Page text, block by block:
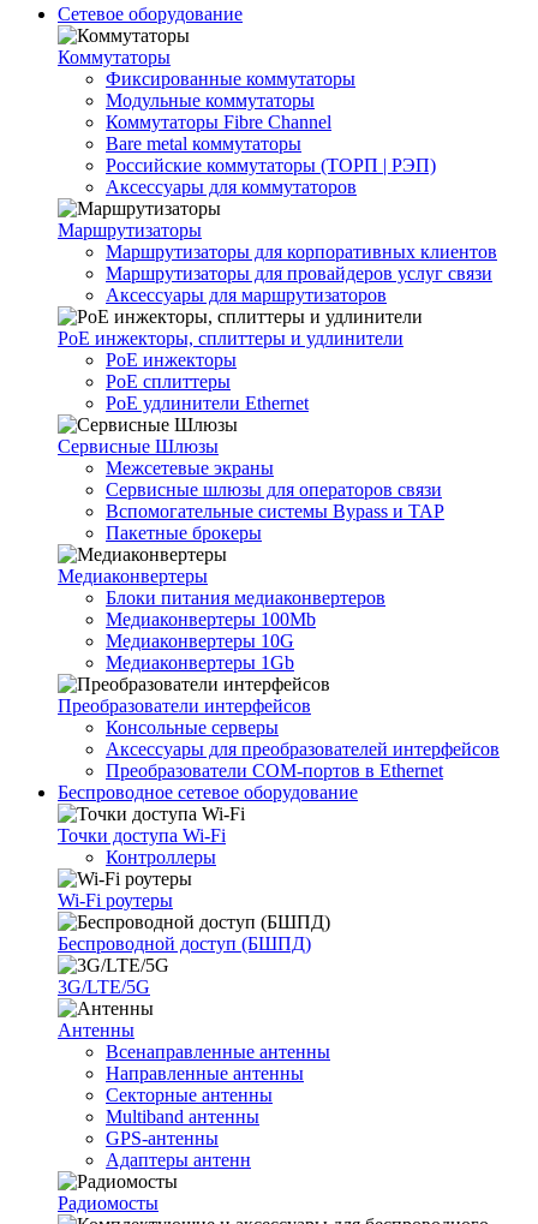
Сетевое оборудование
Коммутаторы
Фиксированные коммутаторы
Модульные коммутаторы
Коммутаторы Fibre Channel
Bare metal коммутаторы
Российские коммутаторы (ТОРП | РЭП)
Аксессуары для коммутаторов
Маршрутизаторы
Маршрутизаторы для корпоративных клиентов
Маршрутизаторы для провайдеров услуг связи
Аксессуары для маршрутизаторов
PoE инжекторы, сплиттеры и удлинители
PoE инжекторы
PoE сплиттеры
PoE удлинители Ethernet
Сервисные Шлюзы
Межсетевые экраны
Сервисные шлюзы для операторов связи
Вспомогательные системы Bypass и TAP
Пакетные брокеры
Медиаконвертеры
Блоки питания медиаконвертеров
Медиаконвертеры 100Mb
Медиаконвертеры 10G
Медиаконвертеры 1Gb
Преобразователи интерфейсов
Консольные серверы
Аксессуары для преобразователей интерфейсов
Преобразователи COM-портов в Ethernet
Беспроводное сетевое оборудование
Точки доступа Wi-Fi
Контроллеры
Wi-Fi роутеры
Беспроводной доступ (БШПД)
3G/LTE/5G
Антенны
Всенаправленные антенны
Направленные антенны
Секторные антенны
Multiband антенны
GPS-антенны
Адаптеры антенн
Радиомосты